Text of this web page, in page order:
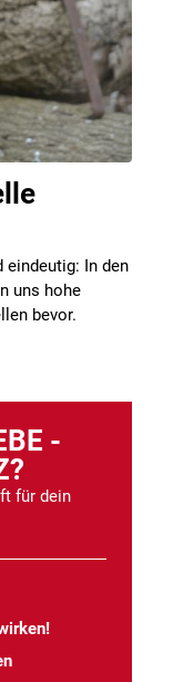
eindeutig: In den
uns hohe
bevor.
- W
für dein